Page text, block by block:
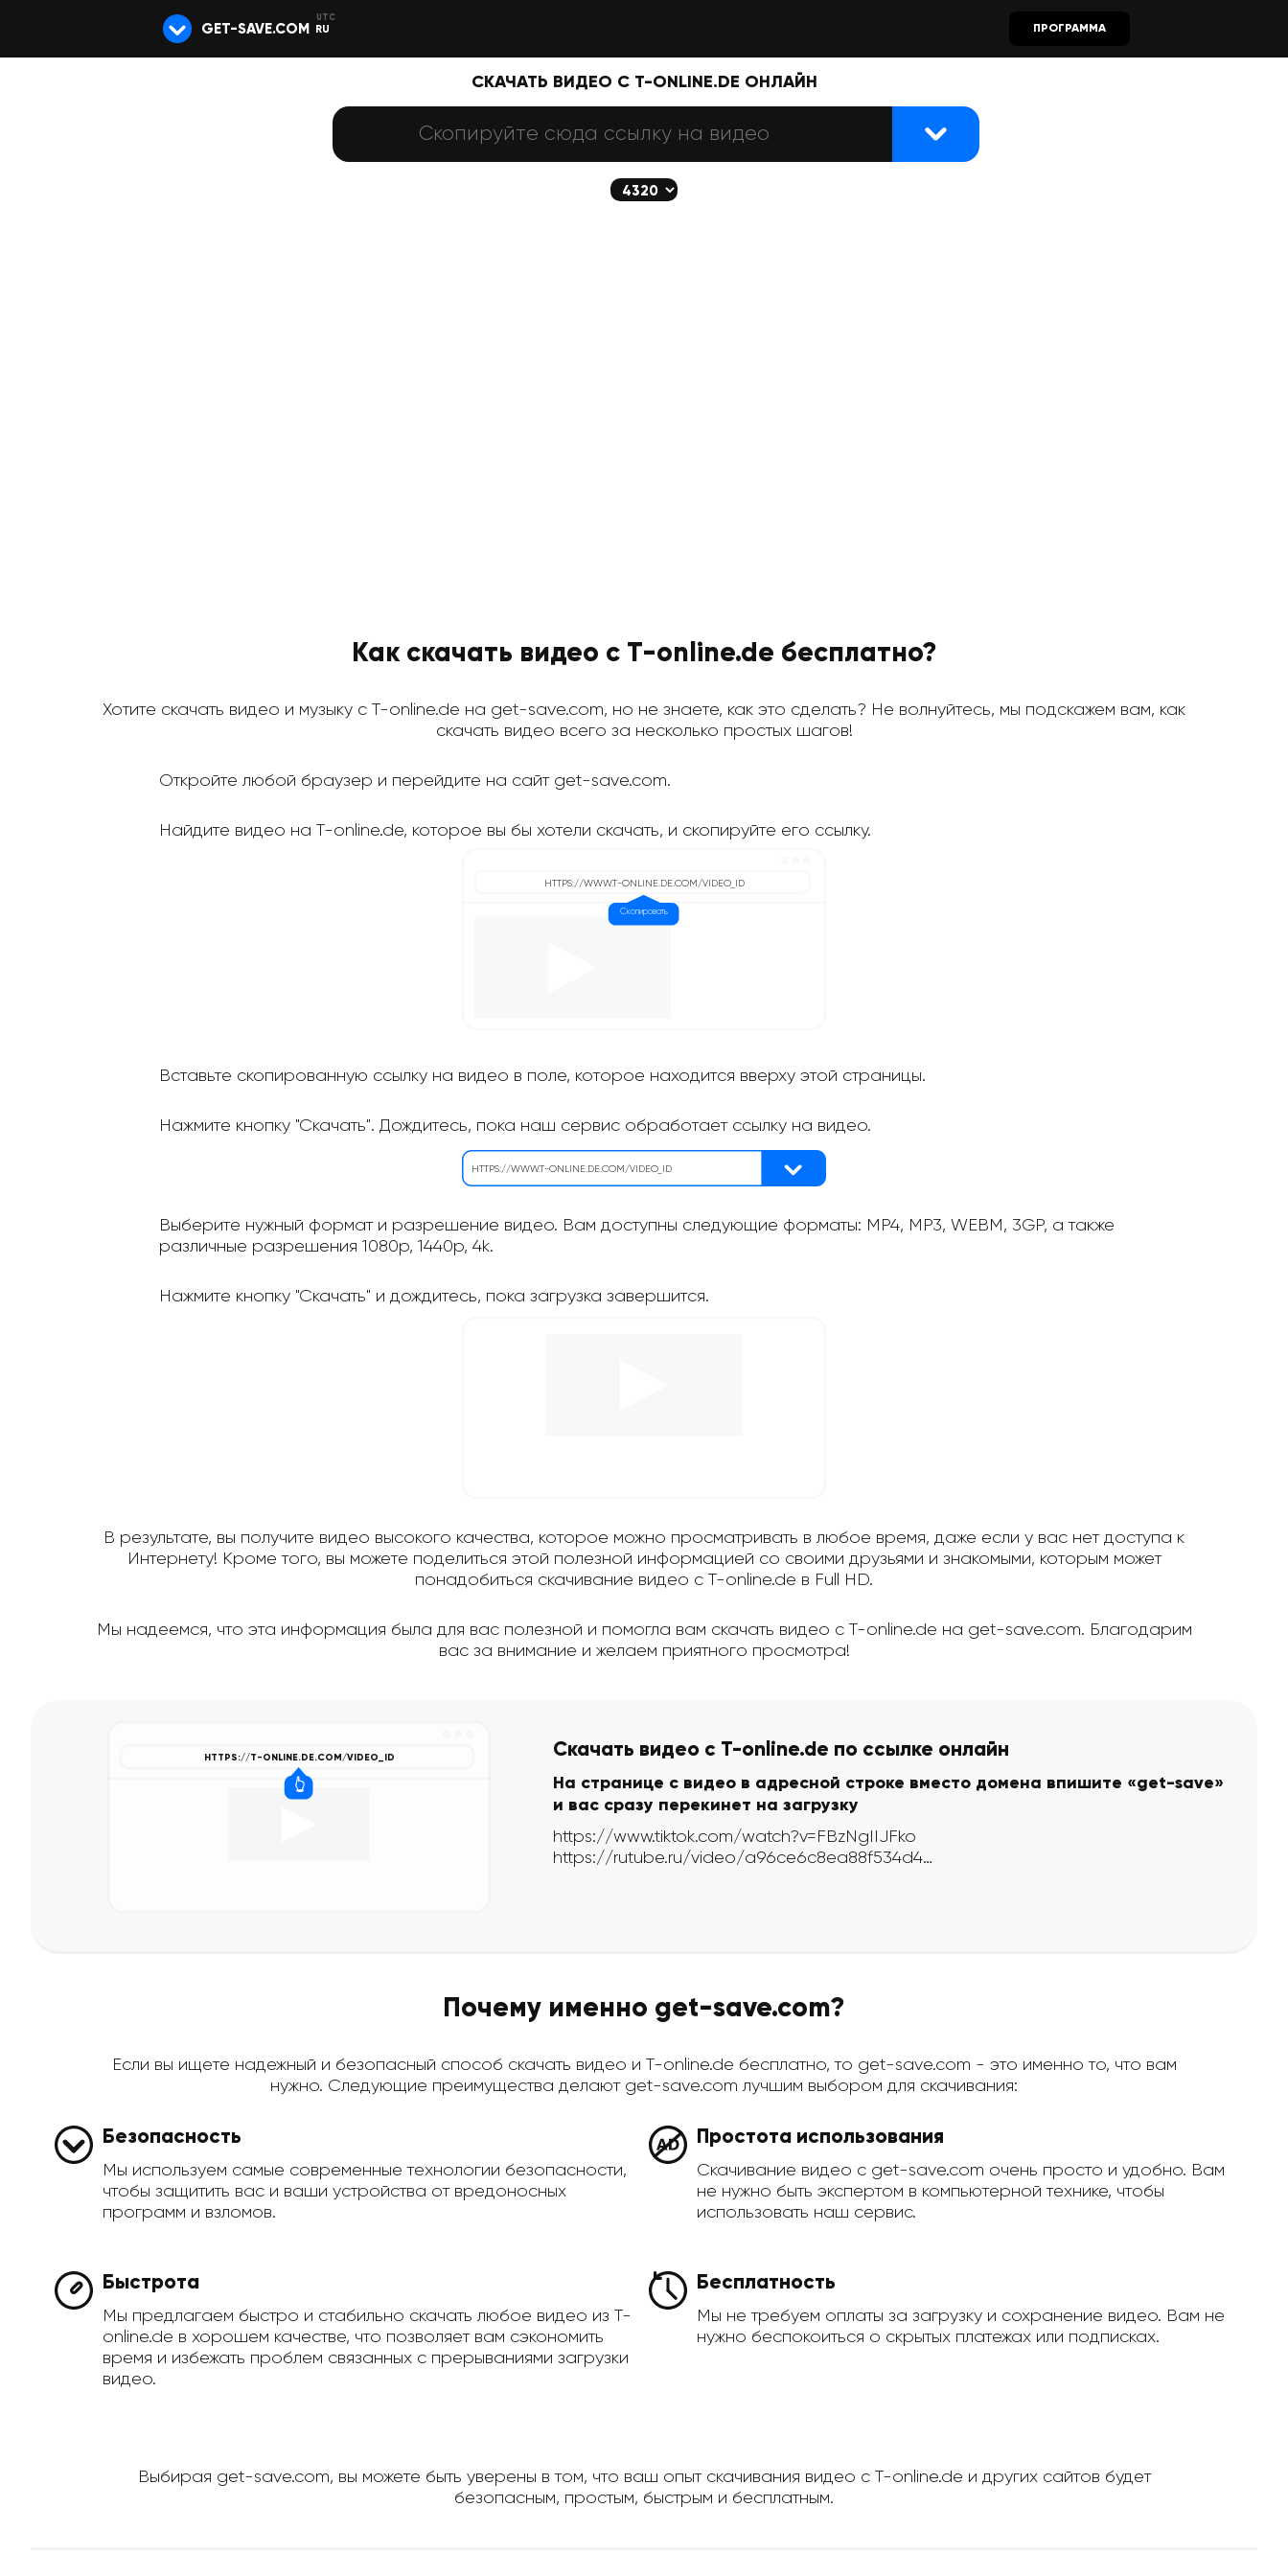
GET-SAVE.COM RU ПРОГРАММА
СКАЧАТЬ ВИДЕО С T-ONLINE.DE ОНЛАЙН
Как скачать видео с T-online.de бесплатно?
Хотите скачать видео и музыку с T-online.de на get-save.com, но не знаете, как это сделать? Не волнуйтесь, мы подскажем вам, как
скачать видео всего за несколько простых шагов!
Откройте любой браузер и перейдите на сайт get-save.com.
Найдите видео на T-online.de, которое вы бы хотели скачать, и скопируйте его ссылку.
Вставьте скопированную ссылку на видео в поле, которое находится вверху этой страницы.
Нажмите кнопку "Скачать". Дождитесь, пока наш сервис обработает ссылку на видео.
Выберите нужный формат и разрешение видео. Вам доступны следующие форматы: MP4, MP3, WEBM, 3GP, а также
различные разрешения 1080p, 1440p, 4k.
Нажмите кнопку "Скачать" и дождитесь, пока загрузка завершится.
В результате, вы получите видео высокого качества, которое можно просматривать в любое время, даже если у вас нет доступа к
Интернету! Кроме того, вы можете поделиться этой полезной информацией со своими друзьями и знакомыми, которым может
понадобиться скачивание видео с T-online.de в Full HD.
Мы надеемся, что эта информация была для вас полезной и помогла вам скачать видео с T-online.de на get-save.com. Благодарим
вас за внимание и желаем приятного просмотра!
Скачать видео с T-online.de по ссылке онлайн
На странице с видео в адресной строке вместо домена впишите «get-save»
и вас сразу перекинет на загрузку
Почему именно get-save.com?
Если вы ищете надежный и безопасный способ скачать видео и T-online.de бесплатно, то get-save.com - это именно то, что вам
нужно. Следующие преимущества делают get-save.com лучшим выбором для скачивания:
Безопасность
Мы используем самые современные технологии безопасности,
чтобы защитить вас и ваши устройства от вредоносных
программ и взломов.
Простота использования
Скачивание видео с get-save.com очень просто и удобно. Вам
не нужно быть экспертом в компьютерной технике, чтобы
использовать наш сервис.
Быстрота
Мы предлагаем быстро и стабильно скачать любое видео из T-
online.de в хорошем качестве, что позволяет вам сэкономить
время и избежать проблем связанных с прерываниями загрузки
видео.
Бесплатность
Мы не требуем оплаты за загрузку и сохранение видео. Вам не
нужно беспокоиться о скрытых платежах или подписках.
Выбирая get-save.com, вы можете быть уверены в том, что ваш опыт скачивания видео с T-online.de и других сайтов будет
безопасным, простым, быстрым и бесплатным.